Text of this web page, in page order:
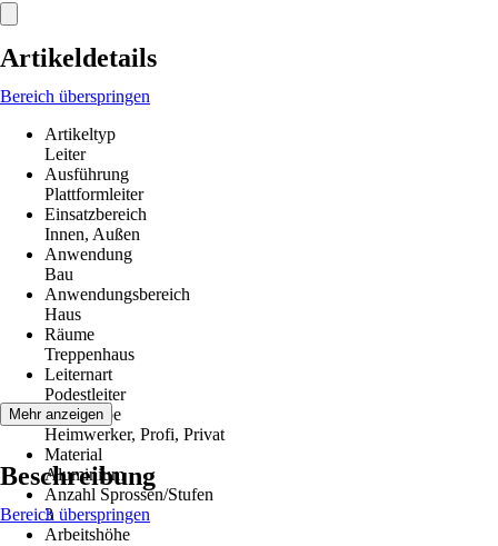
Artikeldetails
Bereich überspringen
Artikeltyp
Leiter
Ausführung
Plattformleiter
Einsatzbereich
Innen, Außen
Anwendung
Bau
Anwendungsbereich
Haus
Räume
Treppenhaus
Leiternart
Podestleiter
Zielgruppe
Heimwerker, Profi, Privat
Material
Aluminium
Anzahl Sprossen/Stufen
3
Arbeitshöhe
Mehr anzeigen
Beschreibung
Bereich überspringen